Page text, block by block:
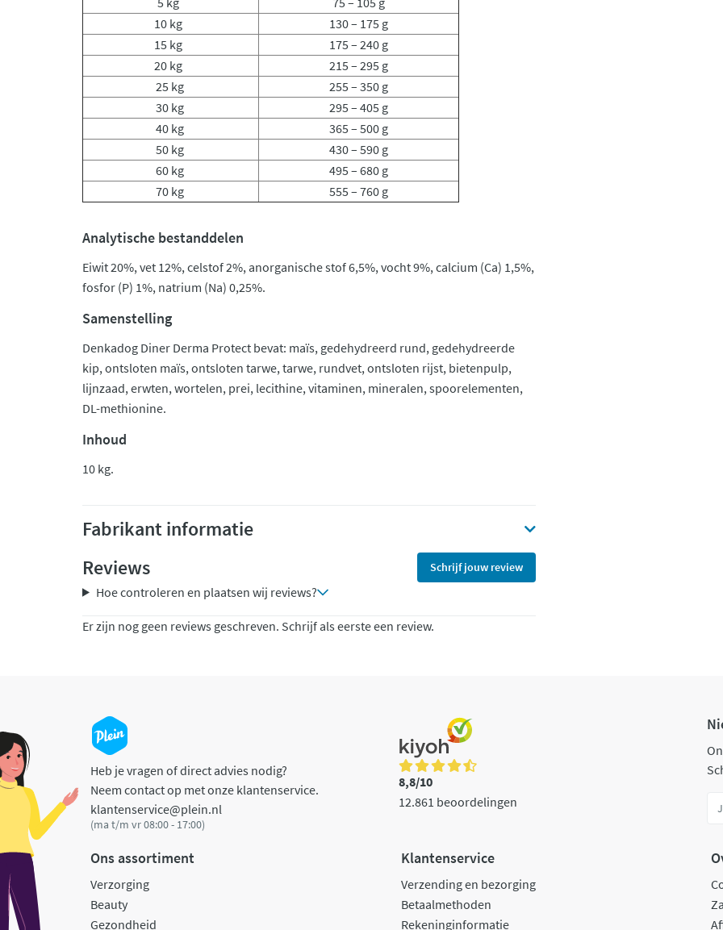
10 kg
130 – 175 g
15 kg
175 – 240 g
20 kg
215 – 295 g
25 kg
255 – 350 g
30 kg
295 – 405 g
40 kg
365 – 500 g
50 kg
430 – 590 g
60 kg
495 – 680 g
70 kg
555 – 760 g
Analytische bestanddelen
Eiwit 20%, vet 12%, celstof 2%, anorganische stof 6,5%, vocht 9%, calcium (Ca) 1,5%,
fosfor (P) 1%, natrium (Na) 0,25%.
Samenstelling
Denkadog Diner Derma Protect bevat: maïs, gedehydreerd rund, gedehydreerde
kip, ontsloten maïs, ontsloten tarwe, tarwe, rundvet, ontsloten rijst, bietenpulp,
lijnzaad, erwten, wortelen, prei, lecithine, vitaminen, mineralen, spoorelementen,
DL-methionine.
Inhoud
10 kg.
Fabrikant informatie
Reviews
Schrijf jouw review
Hoe controleren en plaatsen wij reviews?
Er zijn nog geen reviews geschreven. Schrijf als eerste een review.
Heb je vragen of direct advies nodig?
Neem contact op met onze klantenservice.
klantenservice@plein.nl
(ma t/m vr 08:00 - 17:00)
8,8/10
12.861 beoordelingen
Ons assortiment
Verzorging
Beauty
Gezondheid
Klantenservice
Verzending en bezorging
Betaalmethoden
Rekeninginformatie